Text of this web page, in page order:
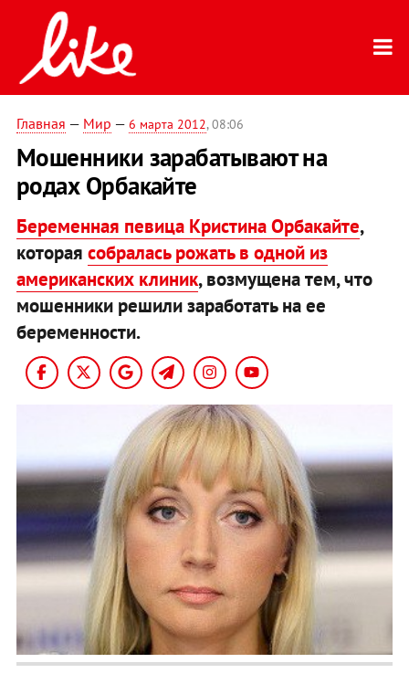
Главная — Мир — 6 марта 2012, 08:06
Мошенники зарабатывают на
родах Орбакайте
Беременная певица Кристина Орбакайте,
которая собралась рожать в одной из
американских клиник, возмущена тем, что
мошенники решили заработать на ее
беременности.